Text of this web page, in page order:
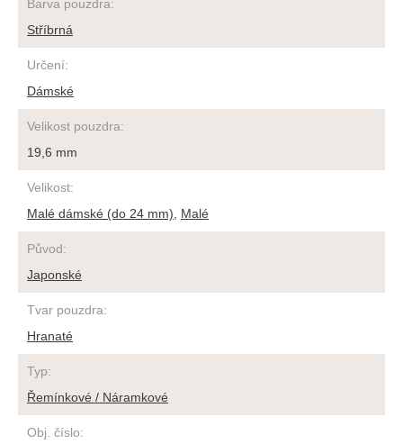
Barva pouzdra:
Stříbrná
Určení:
Dámské
Velikost pouzdra:
19,6 mm
Velikost:
Malé dámské (do 24 mm)
Malé
Původ:
Japonské
Tvar pouzdra:
Hranaté
Typ:
Řemínkové / Náramkové
Obj. číslo: